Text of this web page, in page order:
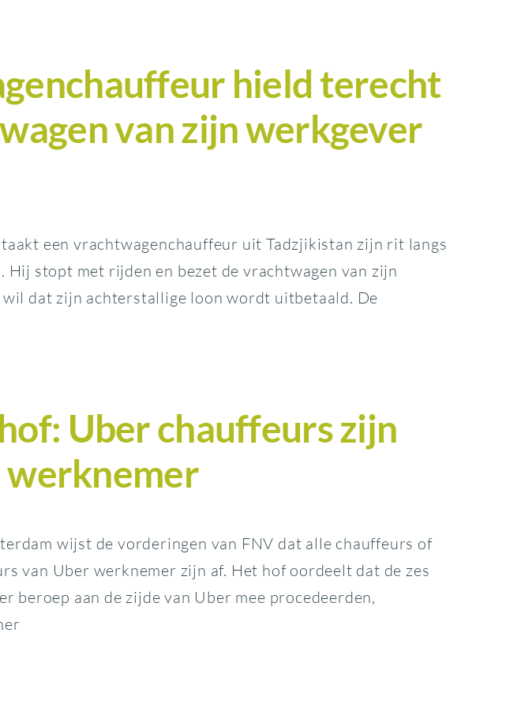
hield terecht
van zijn werkgever
een vrachtwagenchauffeur uit Tadzjikistan zijn rit langs
Hij stopt met rijden en bezet de vrachtwagen van zijn
dat zijn achterstallige loon wordt uitbetaald. De
Uber chauffeurs zijn
wijst de vorderingen van FNV dat alle chauffeurs of
van Uber werknemer zijn af. Het hof oordeelt dat de zes
beroep aan de zijde van Uber mee procedeerden,